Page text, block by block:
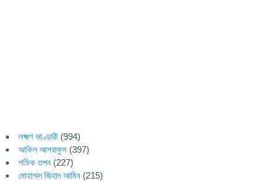
লক্ষ্মণ ভাণ্ডারী (994)
আকিল আশরাফুল (397)
শফিক তপন (227)
মোহাম্মদ জিহাদ আমিন (215)